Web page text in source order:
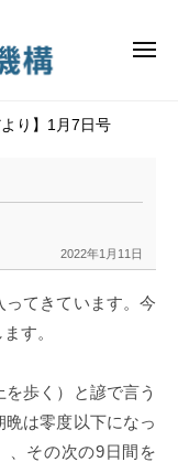
メ
より】1月7日号
2022年1月11日
てきています。今
す。
を歩く）と諺で言う
は零度以下になっ
、その次の9日間を